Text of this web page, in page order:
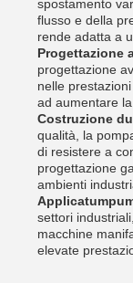
spostamento
flusso e della
rende adatta a
Progettazione
progettazione
nelle
ad aumentare
Costruzione
qualità, la
di resistere a
progettazione
ambienti
settori
macchine
elevate